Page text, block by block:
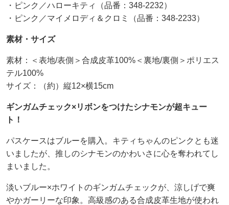
・ピンク／ハローキティ（品番：348-2232）
・ピンク／マイメロディ＆クロミ（品番：348-2233）
素材・サイズ
素材：＜表地/表側＞合成皮革100%＜裏地/裏側＞ポリエス
テル100%
サイズ：（約）縦12×横15cm
ギンガムチェック×リボンをつけたシナモンが超キュー
ト！
パスケースはブルーを購入。キティちゃんのピンクとも迷
いましたが、推しのシナモンのかわいさに心を奪われてし
まいました。
淡いブルー×ホワイトのギンガムチェックが、涼しげで爽
やかガーリーな印象。高級感のある合成皮革生地が使われ